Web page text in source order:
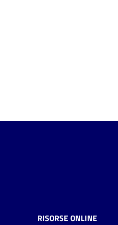
RISORSE ONLINE